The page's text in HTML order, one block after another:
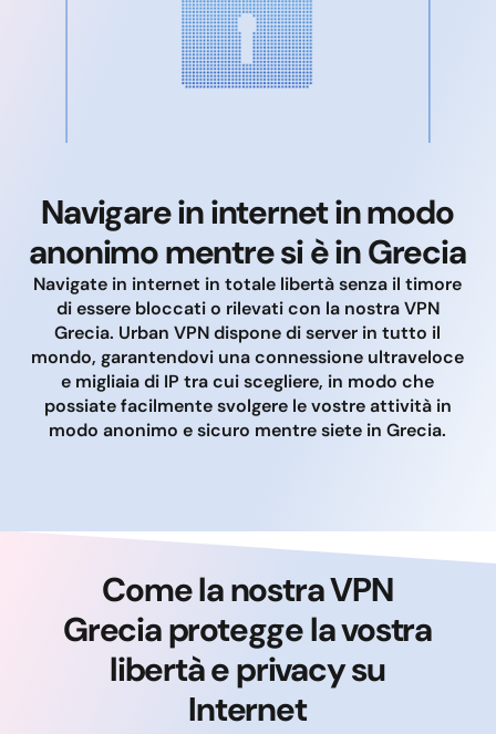
Navigare in internet in modo
anonimo mentre si è in Grecia
Navigate in internet in totale libertà senza il timore
di essere bloccati o rilevati con la nostra VPN
Grecia. Urban VPN dispone di server in tutto il
mondo, garantendovi una connessione ultraveloce
e migliaia di IP tra cui scegliere, in modo che
possiate facilmente svolgere le vostre attività in
modo anonimo e sicuro mentre siete in Grecia.
Come la nostra VPN
Grecia protegge la vostra
libertà e privacy su
Internet